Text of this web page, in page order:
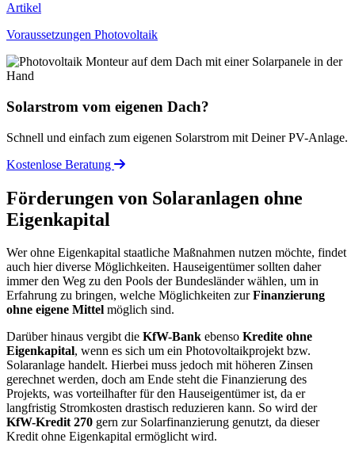
Artikel
Voraussetzungen Photovoltaik
Solarstrom vom eigenen Dach?
Schnell und einfach zum eigenen Solarstrom mit Deiner PV-Anlage.
Kostenlose Beratung
Förderungen von Solaranlagen ohne
Eigenkapital
Wer ohne Eigenkapital staatliche Maßnahmen nutzen möchte, findet
auch hier diverse Möglichkeiten. Hauseigentümer sollten daher
immer den Weg zu den Pools der Bundesländer wählen, um in
Erfahrung zu bringen, welche Möglichkeiten zurFinanzierung
ohne eigene Mittel möglich sind.
Darüber hinaus vergibt die KfW-Bank ebenso Kredite ohne
Eigenkapital, wenn es sich um ein Photovoltaikprojekt bzw.
Solaranlage handelt. Hierbei muss jedoch mit höheren Zinsen
gerechnet werden, doch am Ende steht die Finanzierung des
Projekts, was vorteilhafter für den Hauseigentümer ist, da er
langfristig Stromkosten drastisch reduzieren kann. So wird der
KfW-Kredit 270 gern zur Solarfinanzierung genutzt, da dieser
Kredit ohne Eigenkapital ermöglicht wird.